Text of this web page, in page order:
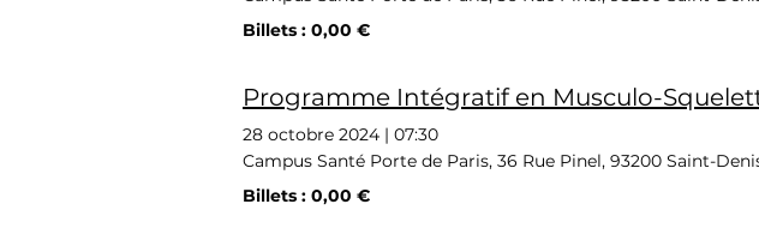
Billets : 0,00 €
Programme Intégratif en Musculo-
28 octobre 2024 | 07:30
Campus Santé Porte de Paris, 36 Rue Pinel, 93200 Saint-
Billets : 0,00 €